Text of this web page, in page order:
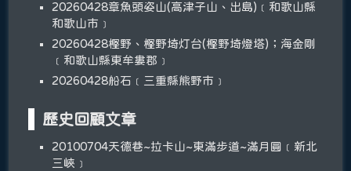
20260428章魚頭姿山(高津子山、出島)﹝和歌山縣
和歌山市﹞
20260428樫野、樫野埼灯台(樫野埼燈塔)；海金剛
﹝和歌山縣東牟婁郡﹞
20260428船石﹝三重縣熊野市﹞
歷史回顧文章
20100704天德巷~拉卡山~東滿步道~滿月圓﹝新北
三峽﹞